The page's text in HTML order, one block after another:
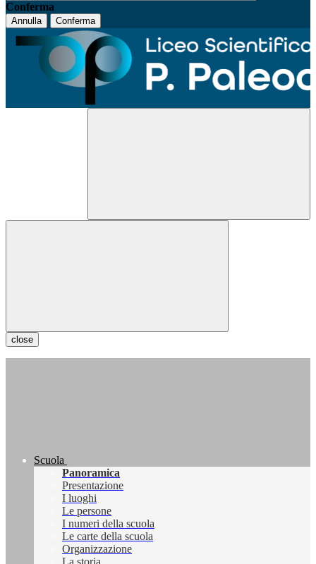
Conferma
Annulla Conferma
close
Scuola
Panoramica
Presentazione
I luoghi
Le persone
I numeri della scuola
Le carte della scuola
Organizzazione